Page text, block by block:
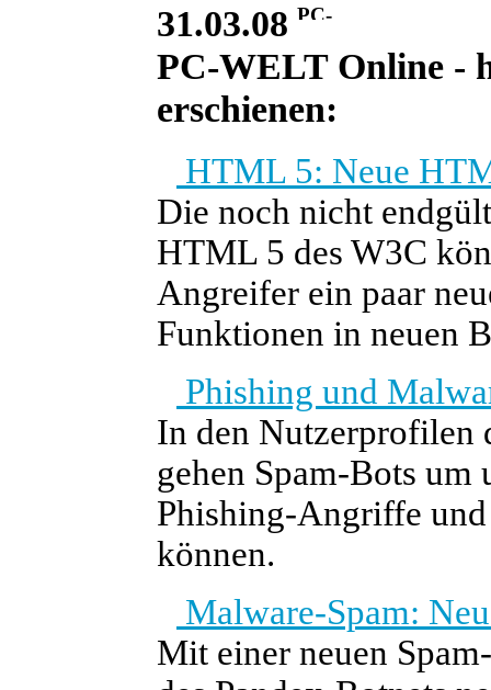
31.03.08
PC-WELT Online -
erschienen:
HTML 5: Neue
Die noch nicht
HTML 5 des W3C
Angreifer ein paar
Funktionen in neuen
Phishing und
In den Nutzerprofilen
gehen Spam-Bots
Phishing-Angriffe
können.
Malware-Spam:
Mit einer neuen